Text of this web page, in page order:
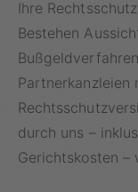
Ihre
Bestehen
Partnerkanzleien
durch uns –
Gerichtskosten –